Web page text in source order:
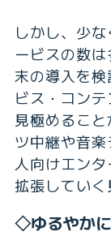
しかし、少
ービスの数
末の導入を
ビス・コン
見極めるこ
ツ中継や音
人向けエンタ
拡張していく
◇ゆるやか